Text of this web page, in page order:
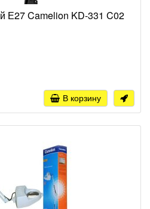
Е27 Camelion KD-331 C02
В корзину